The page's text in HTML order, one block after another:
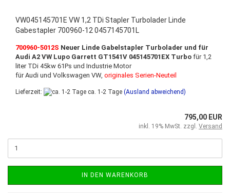
VW045145701E VW 1,2 TDi Stapler Turbolader Linde
Gabestapler 700960-12 0457145701L
700960-5012S Neuer Linde Gabelstapler Turbolader und für
Audi A2 VW Lupo Garrett GT1541V 045145701EX Turbo für 1,2
liter TDi 45kw 61Ps und Industrie Motor
für Audi und Volkswagen VW, originales Serien-Neuteil
Lieferzeit: ca. 1-2 Tage (Ausland abweichend)
795,00 EUR
inkl. 19% MwSt. zzgl. Versand
IN DEN WARENKORB